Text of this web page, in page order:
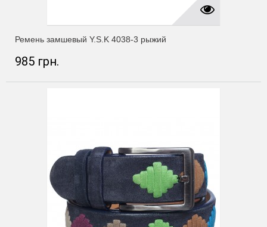
Ремень замшевый Y.S.K 4038-3 рыжий
985 грн.